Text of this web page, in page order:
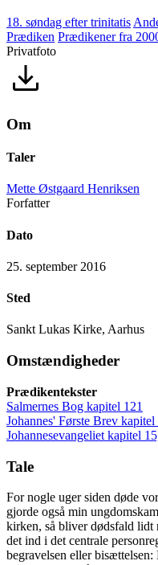
18. søndag efter trinitatis
Prædiken Prædikener fra
Privatfoto
Om
Taler
Mette Østgaard Henriksen
Forfatter
Dato
25. september 2016
Sted
Sankt Lukas Kirke, Aarhus
Omstændigheder
Prædikentekster
Salmernes Bog kapitel 121
Johannes' Første Brev
Johannesevangeliet kapitel
Tale
For nogle uger siden døde
gjorde også min
kirken, så bliver dødsfald
det ind i det centrale
begravelsen eller